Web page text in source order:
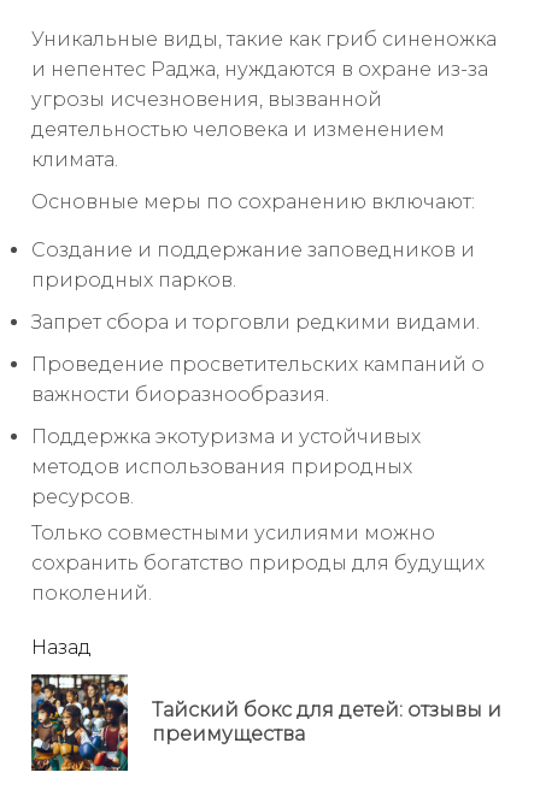
Уникальные виды, такие как гриб синеножка
и непентес Раджа, нуждаются в охране из-за
угрозы исчезновения, вызванной
деятельностью человека и изменением
климата.
Основные меры по сохранению включают:
Создание и поддержание заповедников и
природных парков.
Запрет сбора и торговли редкими видами.
Проведение просветительских кампаний о
важности биоразнообразия.
Поддержка экотуризма и устойчивых
методов использования природных
ресурсов.
Только совместными усилиями можно
сохранить богатство природы для будущих
поколений.
читать
еще
Назад
Тайский бокс для детей: отзывы и
преимущества